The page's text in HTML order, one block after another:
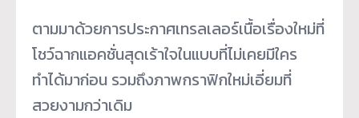
ตามมาด้วยการประกาศเทรลเลอร์เนื้อเรื่องใหม่ที่
โชว์ฉากแอคชั่นสุดเร้าใจในแบบที่ไม่เคยมีใคร
ทำได้มาก่อน รวมถึงภาพกราฟิกใหม่เอี่ยมที่
สวยงามกว่าเดิม